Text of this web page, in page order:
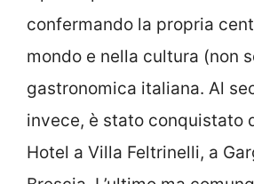
confermando la propria
mondo e nella cultura (non
gastronomica italiana. Al
invece, è stato conquistato
Hotel a Villa Feltrinelli, a